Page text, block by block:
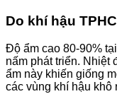
Do khí hậu
Độ ẩm cao 80-90%
nấm phát triển. Nhiệt
ẩm này khiến giống
các vùng khí hậu khô